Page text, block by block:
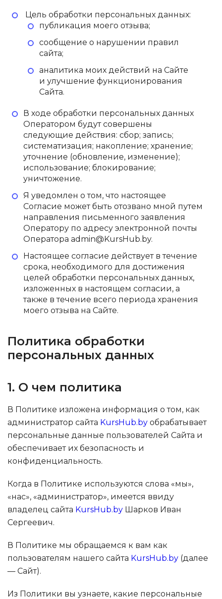
Цель обработки персональных данных:
публикация моего отзыва;
сообщение о нарушении правил
сайта;
аналитика моих действий на Сайте
и улучшение функционирования
Сайта.
В ходе обработки персональных данных
Оператором будут совершены
следующие действия: сбор; запись;
систематизация; накопление; хранение;
уточнение (обновление, изменение);
использование; блокирование;
уничтожение.
Я уведомлен о том, что настоящее
Согласие может быть отозвано мной путем
направления письменного заявления
Оператору по адресу электронной почты
Оператора admin@KursHub.by.
Настоящее согласие действует в течение
срока, необходимого для достижения
целей обработки персональных данных,
изложенных в настоящем согласии, а
также в течение всего периода хранения
моего отзыва на Сайте.
Политика обработки
персональных данных
1. О чем политика
В Политике изложена информация о том, как
администратор сайта KursHub.by обрабатывает
персональные данные пользователей Сайта и
обеспечивает их безопасность и
конфиденциальность.
Когда в Политике используются слова «мы»,
«нас», «администратор», имеется ввиду
владелец сайта KursHub.by Шарков Иван
Сергеевич.
В Политике мы обращаемся к вам как
пользователям нашего сайта KursHub.by (далее
— Сайт).
Из Политики вы узнаете, какие персональные